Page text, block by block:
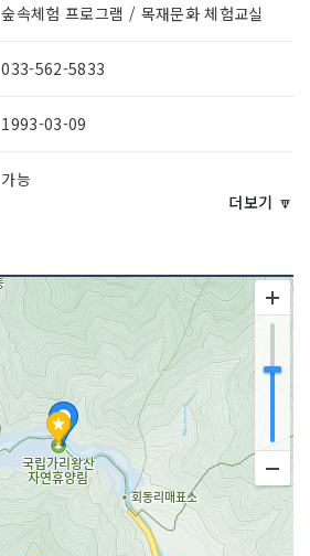
숲속체험 프로그램 / 목재문화 체험교실
033-562-5833
1993-03-09
가능
[일일개장]09:00~18:00[숙박시설]- 입실
15:00- 퇴실 11:00
더보기 🔽